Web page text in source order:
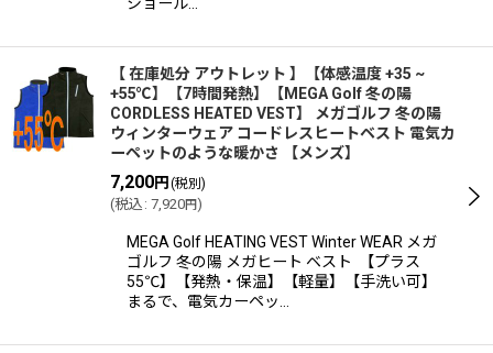
【 在庫処分 アウトレット 】【体感温度 +35 ~
+55℃】【7時間発熱】【MEGA Golf 冬の陽
CORDLESS HEATED VEST】 メガゴルフ 冬の陽
ウィンターウェア コードレスヒートベスト 電気カ
ーペットのような暖かさ 【メンズ】
7,200円 (税別)
(税込 : 7,920円)
MEGA Golf HEATING VEST Winter WEAR メガ
ゴルフ 冬の陽 メガヒート ベスト 【プラス
55℃】【発熱・保温】【軽量】【手洗い可】
まるで、電気カーペッ…